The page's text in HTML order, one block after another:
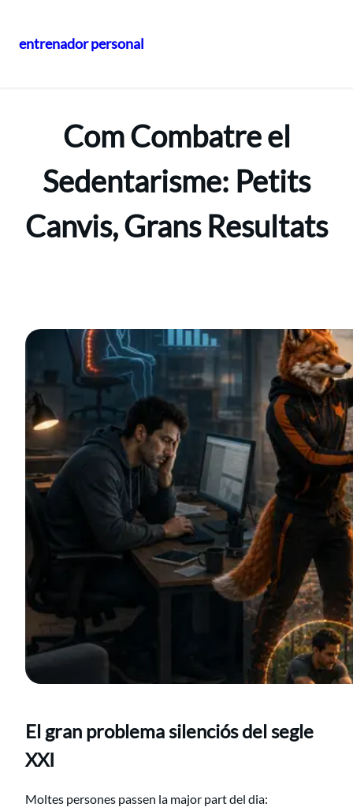
entrenador personal
Com Combatre el
Sedentarisme: Petits
Canvis, Grans Resultats
El gran problema silenciós del segle
XXI
Moltes persones passen la major part del dia: